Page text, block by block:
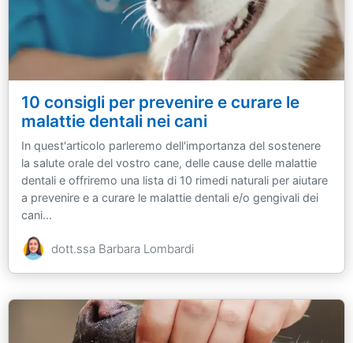
10 consigli per prevenire e curare le
malattie dentali nei cani
In quest'articolo parleremo dell'importanza del sostenere
la salute orale del vostro cane, delle cause delle malattie
dentali e offriremo una lista di 10 rimedi naturali per aiutare
a prevenire e a curare le malattie dentali e/o gengivali dei
cani...
dott.ssa Barbara Lombardi